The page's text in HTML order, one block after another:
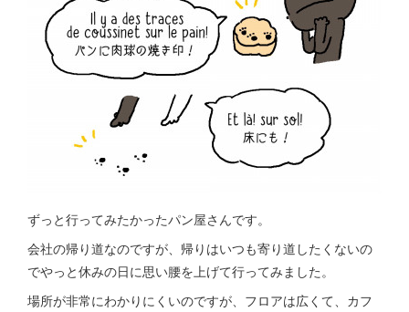
ずっと行ってみたかったパン屋さんです。
会社の帰り道なのですが、帰りはいつも寄り道したくないの
でやっと休みの日に思い腰を上げて行ってみました。
場所が非常にわかりにくいのですが、フロアは広くて、カフ